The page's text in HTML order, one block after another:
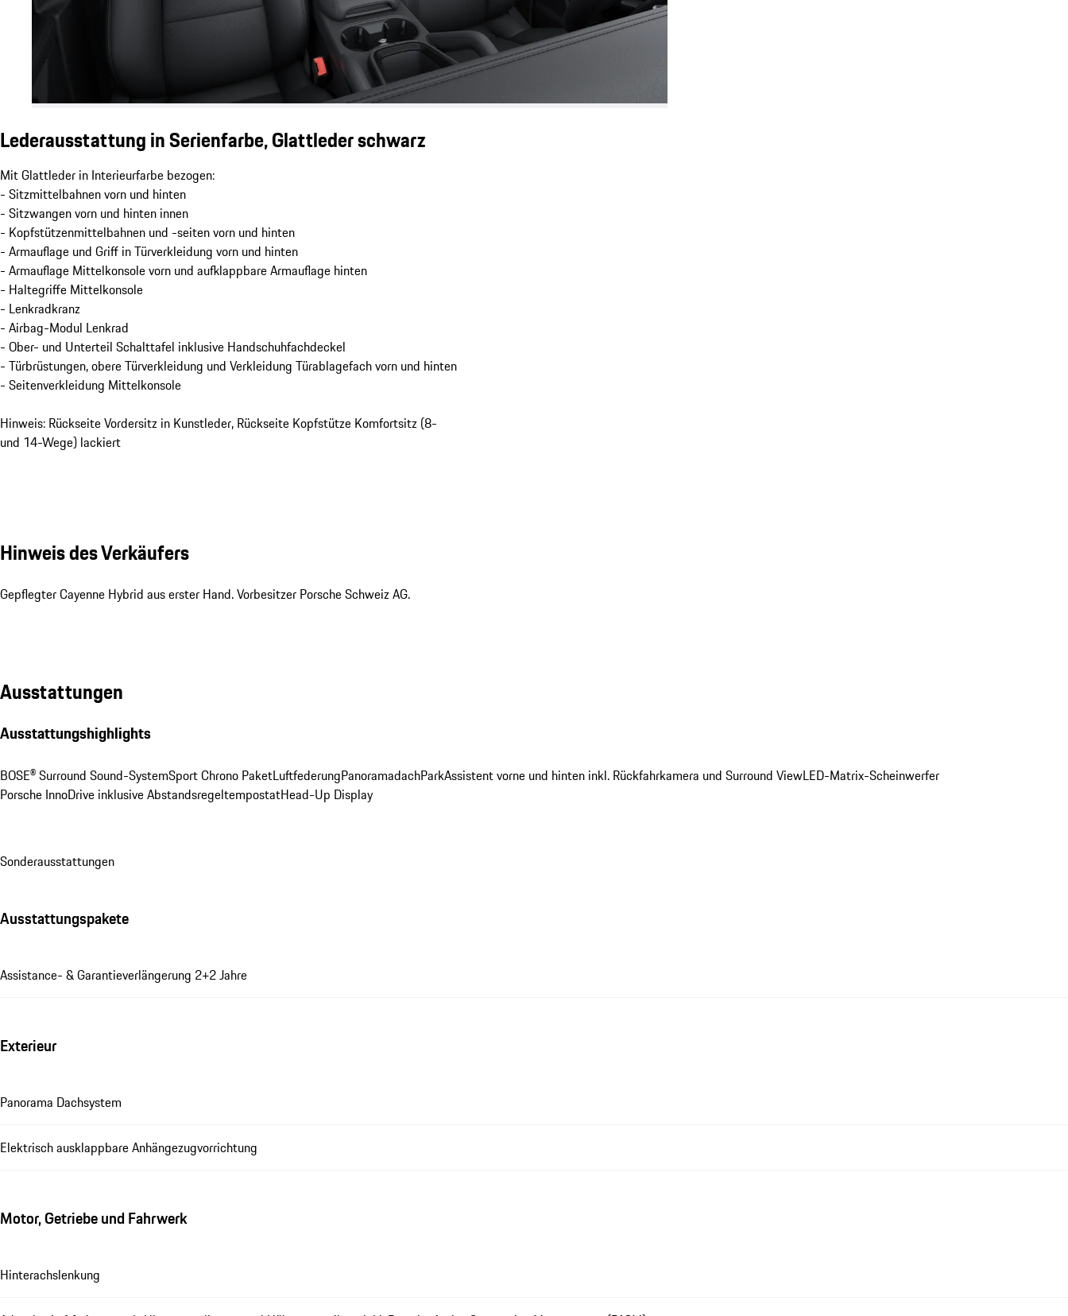
Lederausstattung in Serienfarbe, Glattleder schwarz
Mit Glattleder in Interieurfarbe bezogen:
- Sitzmittelbahnen vorn und hinten
- Sitzwangen vorn und hinten innen
- Kopfstützenmittelbahnen und -seiten vorn und hinten
- Armauflage und Griff in Türverkleidung vorn und hinten
- Armauflage Mittelkonsole vorn und aufklappbare Armauflage hinten
- Haltegriffe Mittelkonsole
- Lenkradkranz
- Airbag-Modul Lenkrad
- Ober- und Unterteil Schalttafel inklusive Handschuhfachdeckel
- Türbrüstungen, obere Türverkleidung und Verkleidung Türablagefach vorn und hinten
- Seitenverkleidung Mittelkonsole
Hinweis: Rückseite Vordersitz in Kunstleder, Rückseite Kopfstütze Komfortsitz (8-
und 14-Wege) lackiert
Hinweis des Verkäufers
Gepflegter Cayenne Hybrid aus erster Hand. Vorbesitzer Porsche Schweiz AG.
Ausstattungen
Ausstattungshighlights
BOSE® Surround Sound-SystemSport Chrono PaketLuftfederungPanoramadachParkAssistent vorne und hinten inkl. Rückfahrkamera und Surround ViewLED-Matrix-Scheinwerfer
Porsche InnoDrive inklusive AbstandsregeltempostatHead-Up Display
Sonderausstattungen
Ausstattungspakete
Assistance- & Garantieverlängerung 2+2 Jahre
Exterieur
Panorama Dachsystem
Elektrisch ausklappbare Anhängezugvorrichtung
Motor, Getriebe und Fahrwerk
Hinterachslenkung